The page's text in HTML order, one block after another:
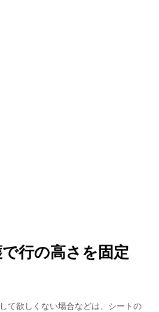
行の高さを固定
て欲しくない場合などは、シートの